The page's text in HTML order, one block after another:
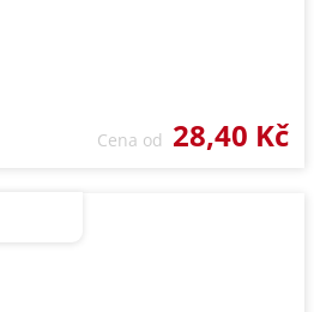
Cena od 28,40 Kč